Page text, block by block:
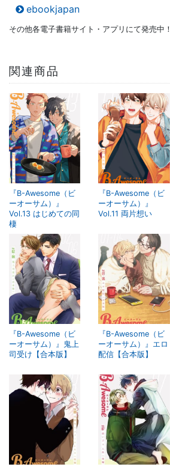
ebookjapan
その他各電子書籍サイト・アプリにて発売中！
関連商品
『B-Awesome（ビ
ーオーサム）』
Vol.13 はじめての同
棲
『B-Awesome（ビ
ーオーサム）』
Vol.11 両片想い
『B-Awesome（ビ
ーオーサム）』鬼上
司受け【合本版】
『B-Awesome（ビ
ーオーサム）』エロ
配信【合本版】